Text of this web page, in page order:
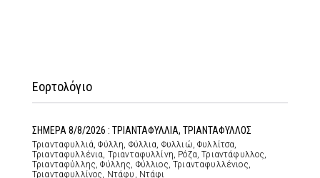
Εορτολόγιο
ΣΗΜΕΡΑ 8/8/2026 : ΤΡΙΑΝΤΑΦΥΛΛΙΑ, ΤΡΙΑΝΤΑΦΥΛΛΟΣ
Τριανταφυλλιά, Φύλλη, Φύλλια, Φυλλιώ, Φυλλίτσα,
Τριανταφυλλένια, Τριανταφυλλίνη, Ρόζα, Τριαντάφυλλος,
Τριανταφύλλης, Φύλλης, Φύλλιος, Τριανταφυλλένιος,
Τριανταφυλλίνος, Ντάφυ, Ντάφι